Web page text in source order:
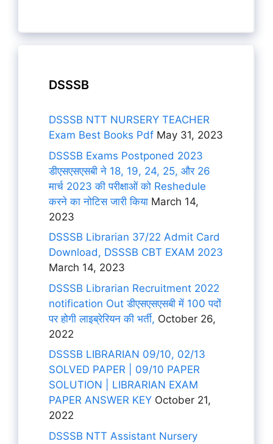
DSSSB
DSSSB NTT NURSERY TEACHER
Exam Best Books Pdf May 31, 2023
DSSSB Exams Postponed 2023
डीएसएसएसबी ने 18, 19, 24, 25, और 26
मार्च 2023 की परीक्षाओं को Reshedule
करने का नोटिस जारी किया March 14,
2023
DSSSB Librarian 37/22 Admit Card
Download, DSSSB CBT EXAM 2023
March 14, 2023
DSSSB Librarian Recruitment 2022
notification Out डीएसएसएसबी में 100 पदों
पर होगी लाइब्रेरियन की भर्ती, October 26,
2022
DSSSB LIBRARIAN 09/10, 02/13
SOLVED PAPER | 09/10 PAPER
SOLUTION | LIBRARIAN EXAM
PAPER ANSWER KEY October 21,
2022
DSSSB NTT Assistant Nursery